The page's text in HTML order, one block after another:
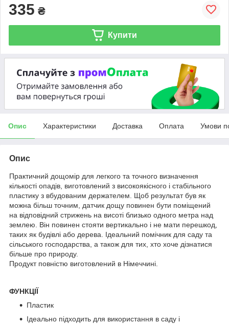
335 ₴
Купити
Опис Характеристики Доставка Оплата Умови
Опис
Практичний дощомір для легкого та точного визначення
кількості опадів, виготовлений з високоякісного і стабільного
пластику з вбудованим держателем. Щоб результат був як
можна більш точним, датчик дощу повинен бути поміщений
на відповідний стрижень на висоті близько одного метра над
землею. Він повинен стояти вертикально і не мати перешкод,
таких як будівлі або дерева. Ідеальний помічник для саду та
сільського господарства, а також для тих, хто хоче дізнатися
більше про природу.
Продукт повністю виготовлений в Німеччині.
ФУНКЦІЇ
Пластик
Ідеально підходить для використання в саду і